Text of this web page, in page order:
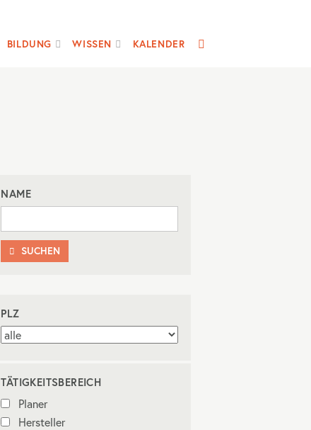
BILDUNG WISSEN KALENDER
NAME
 SUCHEN
PLZ
TÄTIGKEITSBEREICH
Planer
Hersteller